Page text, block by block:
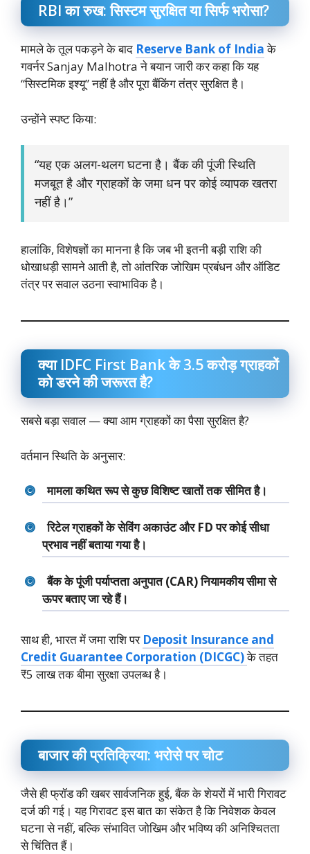
RBI का रुख: सिस्टम सुरक्षित या सिर्फ भरोसा?
मामले के तूल पकड़ने के बाद Reserve Bank of Indiaके
गवर्नर Sanjay Malhotra ने बयान जारी कर कहा कि यह
“सिस्टमिक इश्यू” नहीं है और पूरा बैंकिंग तंत्र सुरक्षित है।
उन्होंने स्पष्ट किया:
“यह एक अलग-थलग घटना है। बैंक की पूंजी स्थिति
मजबूत है और ग्राहकों के जमा धन पर कोई व्यापक खतरा
नहीं है।”
हालांकि, विशेषज्ञों का मानना है कि जब भी इतनी बड़ी राशि की
धोखाधड़ी सामने आती है, तो आंतरिक जोखिम प्रबंधन और ऑडिट
तंत्र पर सवाल उठना स्वाभाविक है।
क्या IDFC First Bank के 3.5 करोड़ ग्राहकों
को डरने की जरूरत है?
सबसे बड़ा सवाल — क्या आम ग्राहकों का पैसा सुरक्षित है?
वर्तमान स्थिति के अनुसार:
मामला कथित रूप से कुछ विशिष्ट खातों तक सीमित है।
रिटेल ग्राहकों के सेविंग अकाउंट और FD पर कोई सीधा
प्रभाव नहीं बताया गया है।
बैंक के पूंजी पर्याप्तता अनुपात (CAR) नियामकीय सीमा से
ऊपर बताए जा रहे हैं।
साथ ही, भारत में जमा राशि पर Deposit Insurance and
Credit Guarantee Corporation (DICGC)के तहत
₹5 लाख तक बीमा सुरक्षा उपलब्ध है।
बाजार की प्रतिक्रिया: भरोसे पर चोट
जैसे ही फ्रॉड की खबर सार्वजनिक हुई, बैंक के शेयरों में भारी गिरावट
दर्ज की गई। यह गिरावट इस बात का संकेत है कि निवेशक केवल
घटना से नहीं, बल्कि संभावित जोखिम और भविष्य की अनिश्चितता
से चिंतित हैं।